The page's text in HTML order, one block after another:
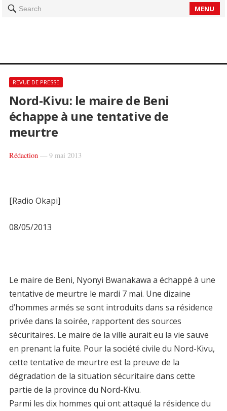
Search MENU
REVUE DE PRESSE
Nord-Kivu: le maire de Beni
échappe à une tentative de
meurtre
Rédaction— 9 mai 2013
[Radio Okapi]
08/05/2013
Le maire de Beni, Nyonyi Bwanakawa a échappé à une
tentative de meurtre le mardi 7 mai. Une dizaine
d’hommes armés se sont introduits dans sa résidence
privée dans la soirée, rapportent des sources
sécuritaires. Le maire de la ville aurait eu la vie sauve
en prenant la fuite. Pour la société civile du Nord-Kivu,
cette tentative de meurtre est la preuve de la
dégradation de la situation sécuritaire dans cette
partie de la province du Nord-Kivu.
Parmi les dix hommes qui ont attaqué la résidence du